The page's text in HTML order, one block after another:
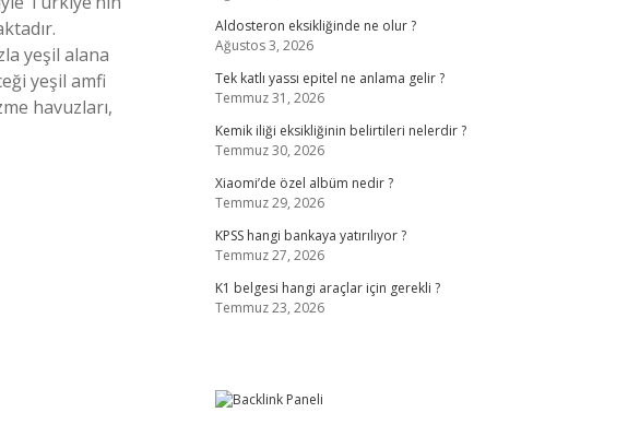
yeşil alana
yeşil amfi
havuzları,
Aldosteron eksikliğinde ne olur ?
Ağustos 3, 2026
Tek katlı yassı epitel ne anlama gelir ?
Temmuz 31, 2026
Kemik iliği eksikliğinin belirtileri nelerdir ?
Temmuz 30, 2026
Xiaomi’de özel albüm nedir ?
Temmuz 29, 2026
KPSS hangi bankaya yatırılıyor ?
Temmuz 27, 2026
K1 belgesi hangi araçlar için gerekli ?
Temmuz 23, 2026